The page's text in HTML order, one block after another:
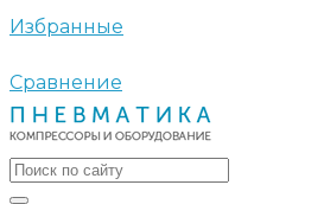
Избранные
Сравнение